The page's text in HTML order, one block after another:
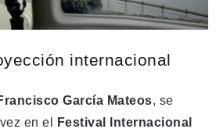
internacional
García Mateos, se
en el
Festival Internacional